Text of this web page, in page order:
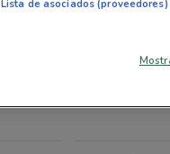
Lista de asociados (proveedores)